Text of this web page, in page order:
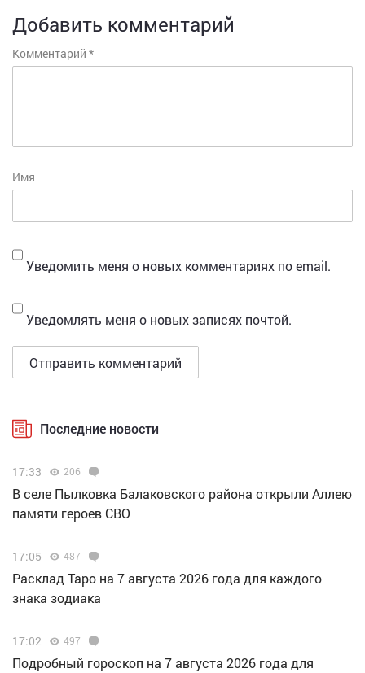
Добавить комментарий
Комментарий *
Имя
Уведомить меня о новых комментариях по email.
Уведомлять меня о новых записях почтой.
Последние новости
17:33 206
В селе Пылковка Балаковского района открыли Аллею
памяти героев СВО
17:05 487
Расклад Таро на 7 августа 2026 года для каждого
знака зодиака
17:02 497
Подробный гороскоп на 7 августа 2026 года для